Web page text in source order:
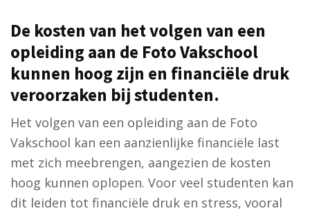
De kosten van het volgen van een
opleiding aan de Foto Vakschool
kunnen hoog zijn en financiële druk
veroorzaken bij studenten.
Het volgen van een opleiding aan de Foto
Vakschool kan een aanzienlijke financiële last
met zich meebrengen, aangezien de kosten
hoog kunnen oplopen. Voor veel studenten kan
dit leiden tot financiële druk en stress, vooral